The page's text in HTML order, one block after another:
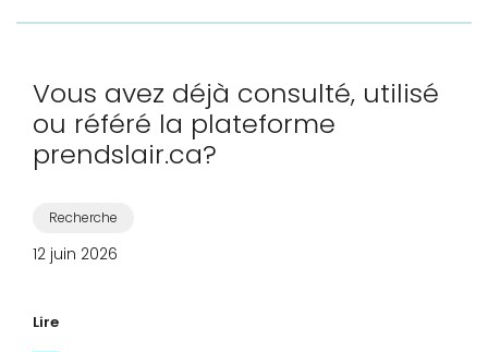
Vous avez déjà consulté, utilisé
ou référé la plateforme
prendslair.ca?
Recherche
12 juin 2026
Lire